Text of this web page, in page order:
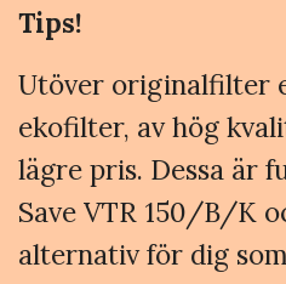
Tips!
Utöver originalfilter
ekofilter, av hög
lägre pris. Dessa är
Save VTR 150/B/K
alternativ för dig